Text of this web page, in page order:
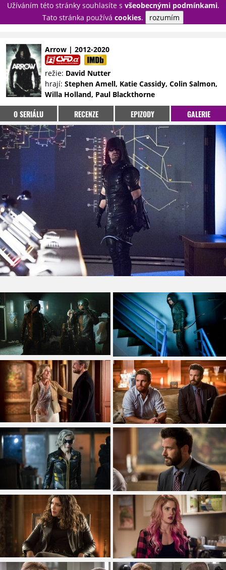
Užíváním této stránky souhlasíte s všeobecnými podmínkami.
Tato stránka používá cookies. rozumím
PŘIHLÁSIT
NOVINKY
TÉMATA
RECENZE
EPIZODY
KULT
TRAILERY
GALERIE
DISKUZE
STATISTIKY
TIRÁŽ
Arrow | 2012-2020
režie: David Nutter
hrají: Stephen Amell, Katie Cassidy, Colin Salmon,
Willa Holland, Paul Blackthorne
O SERIÁLU RECENZE EPIZODY GALERIE